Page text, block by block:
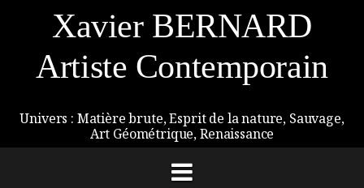
Xavier BERNARD
Artiste Contemporain
Univers : Matière brute, Esprit de la nature, Sauvage,
Art Géométrique, Renaissance